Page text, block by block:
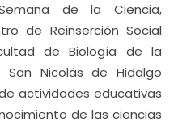
de la Ciencia,
de Reinserción Social
de Biología de la
San Nicolás de Hidalgo
actividades educativas
de las ciencias